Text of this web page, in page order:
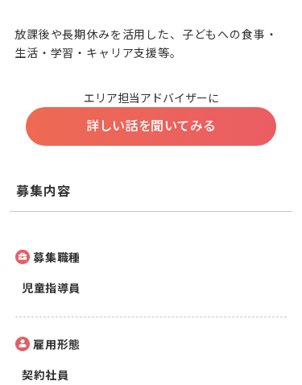
放課後や長期休みを活用した、子どもへの食事・
生活・学習・キャリア支援等。
エリア担当アドバイザーに
詳しい話を聞いてみる
募集内容
募集職種
児童指導員
雇用形態
契約社員